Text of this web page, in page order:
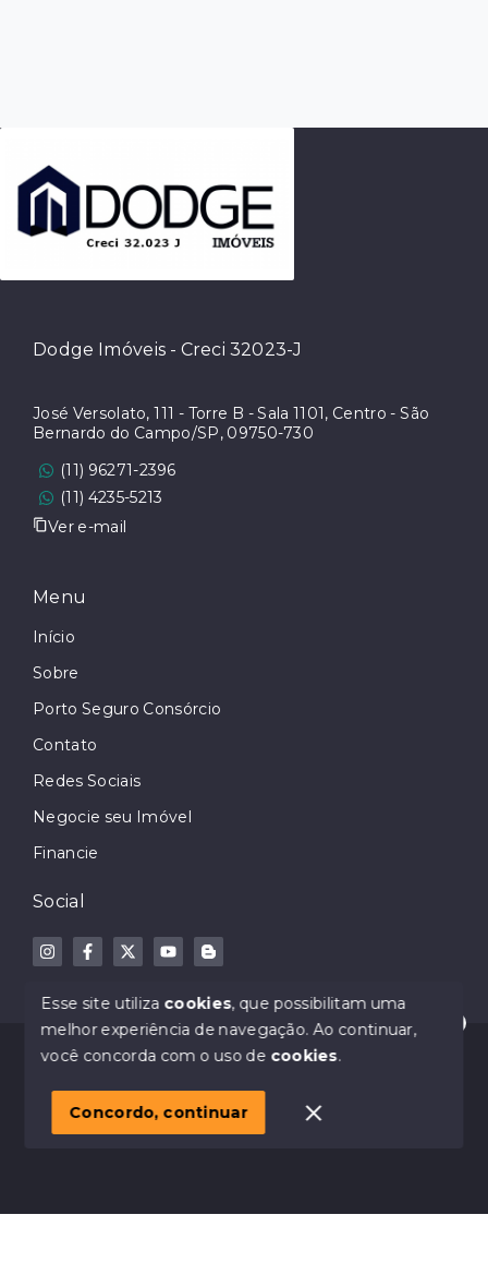
Olá! Estamos disponíveis para te ajudar.
Dodge Imóveis - Creci 32023-J
José Versolato, 111 - Torre B - Sala 1101, Centro - São
Bernardo do Campo/SP, 09750-730
(11) 96271-2396
(11) 4235-5213
Ver e-mail
Menu
Início
Sobre
Porto Seguro Consórcio
Contato
Redes Sociais
Negocie seu Imóvel
Financie
Social
© Copyright 2026 - Dodge Imóveis - Creci 32023-J -
SITE PARA IMOBILIARIA
Esse site utiliza cookies, que possibilitam uma
melhor experiência de navegação.Ao continuar,
você concorda com o uso de cookies.
Concordo, continuar